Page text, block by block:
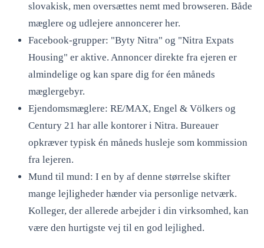
slovakisk, men oversættes nemt med browseren. Både
mæglere og udlejere annoncerer her.
Facebook-grupper: "Byty Nitra" og "Nitra Expats
Housing" er aktive. Annoncer direkte fra ejeren er
almindelige og kan spare dig for éen måneds
mæglergebyr.
Ejendomsmæglere: RE/MAX, Engel & Völkers og
Century 21 har alle kontorer i Nitra. Bureauer
opkræver typisk én måneds husleje som kommission
fra lejeren.
Mund til mund: I en by af denne størrelse skifter
mange lejligheder hænder via personlige netværk.
Kolleger, der allerede arbejder i din virksomhed, kan
være den hurtigste vej til en god lejlighed.